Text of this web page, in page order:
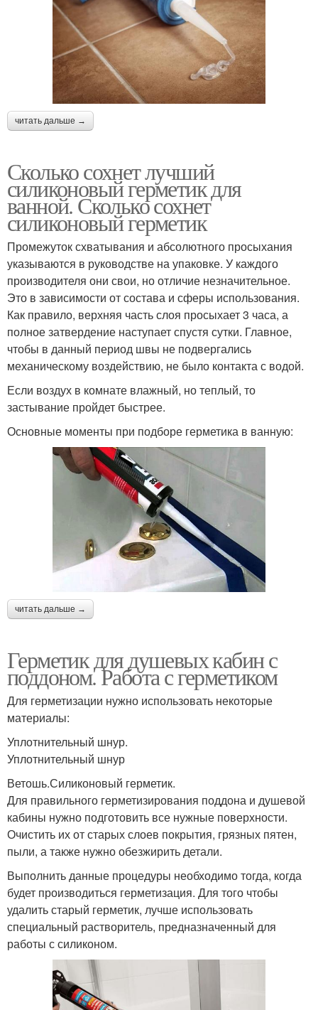
читать дальше →
Сколько сохнет лучший
силиконовый герметик для
ванной. Сколько сохнет
силиконовый герметик
Промежуток схватывания и абсолютного просыхания
указываются в руководстве на упаковке. У каждого
производителя они свои, но отличие незначительное.
Это в зависимости от состава и сферы использования.
Как правило, верхняя часть слоя просыхает 3 часа, а
полное затвердение наступает спустя сутки. Главное,
чтобы в данный период швы не подвергались
механическому воздействию, не было контакта с водой.
Если воздух в комнате влажный, но теплый, то
застывание пройдет быстрее.
Основные моменты при подборе герметика в ванную:
читать дальше →
Герметик для душевых кабин с
поддоном. Работа с герметиком
Для герметизации нужно использовать некоторые
материалы:
Уплотнительный шнур.
Уплотнительный шнур
Ветошь.Силиконовый герметик.
Для правильного герметизирования поддона и душевой
кабины нужно подготовить все нужные поверхности.
Очистить их от старых слоев покрытия, грязных пятен,
пыли, а также нужно обезжирить детали.
Выполнить данные процедуры необходимо тогда, когда
будет производиться герметизация. Для того чтобы
удалить старый герметик, лучше использовать
специальный растворитель, предназначенный для
работы с силиконом.